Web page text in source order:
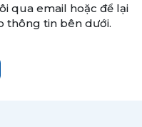
qua email hoặc để lại
thông tin bên dưới.